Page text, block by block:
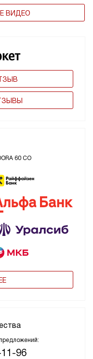
ВИДЕО
60 CO
96